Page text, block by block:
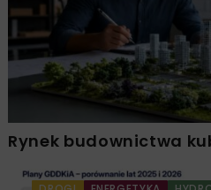
Rynek budownictwa